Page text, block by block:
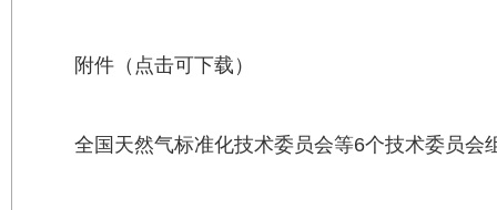
附件（点击可下载）
全国天然气标准化技术委员会等6个技术委员会